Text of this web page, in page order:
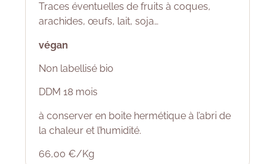
Traces éventuelles de fruits à coques,
arachides, œufs, lait, soja…
végan
Non labellisé bio
DDM 18 mois
à conserver en boite hermétique à l’abri de
la chaleur et l’humidité.
66,00 €/Kg